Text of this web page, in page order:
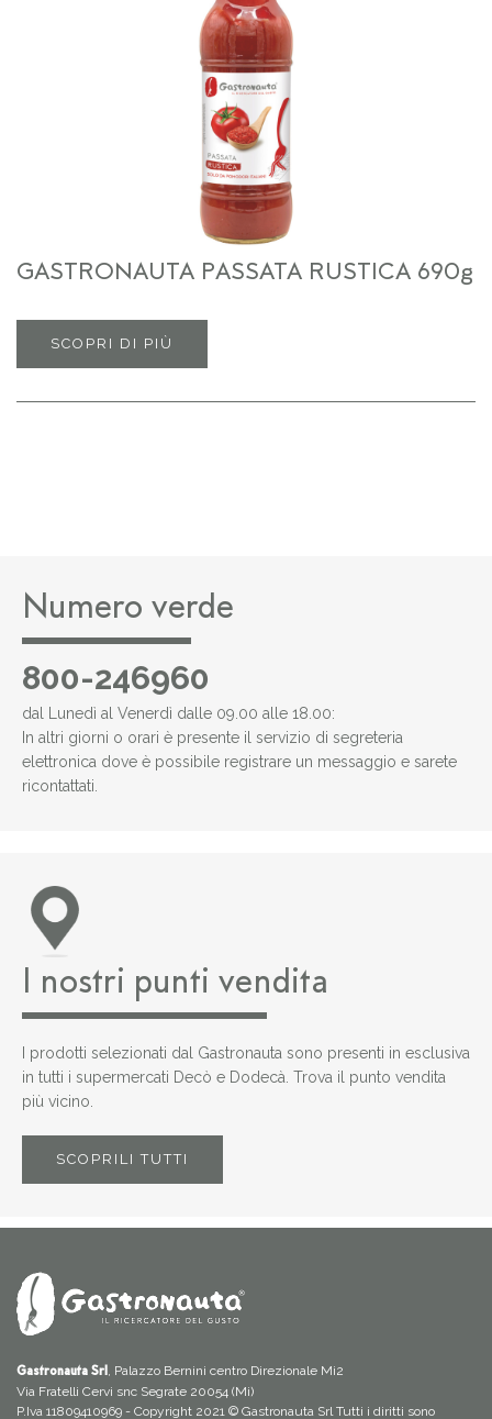
GASTRONAUTA PASSATA RUSTICA 690g
SCOPRI DI PIÙ
Numero verde
800-246960
dal Lunedì al Venerdì dalle 09.00 alle 18.00:
In altri giorni o orari è presente il servizio di segreteria
elettronica dove è possibile registrare un messaggio e sarete
ricontattati.
I nostri punti vendita
I prodotti selezionati dal Gastronauta sono presenti in esclusiva
in tutti i supermercati Decò e Dodecà. Trova il punto vendita
più vicino.
SCOPRILI TUTTI
Gastronauta Srl
, Palazzo Bernini centro Direzionale Mi2
Via Fratelli Cervi snc Segrate 20054 (Mi)
P.Iva 11809410969 - Copyright 2021 © Gastronauta Srl Tutti i diritti sono